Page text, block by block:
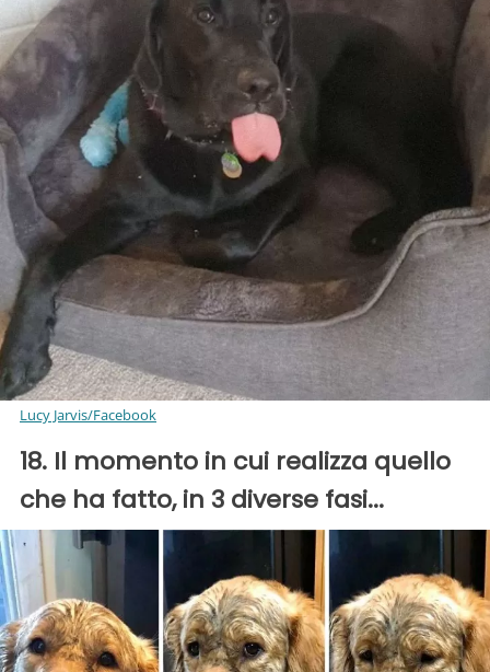
Lucy Jarvis/Facebook
18. Il momento in cui realizza quello
che ha fatto, in 3 diverse fasi...